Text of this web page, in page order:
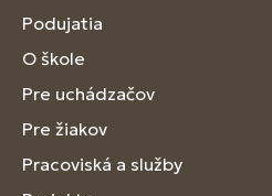
Podujatia
O škole
Pre uchádzačov
Pre žiakov
Pracoviská a služby